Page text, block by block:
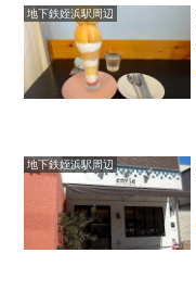
地下鉄姪浜駅周辺
地下鉄姪浜駅周辺